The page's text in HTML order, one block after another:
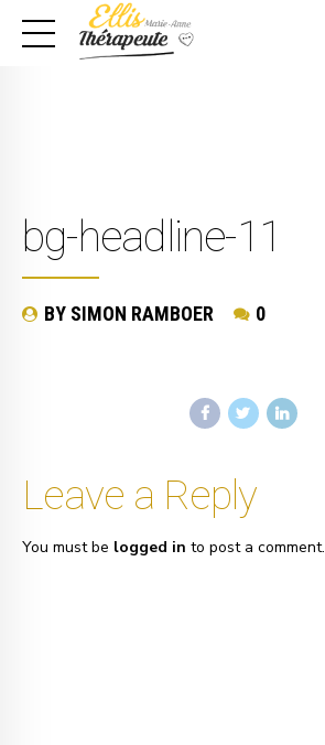
bg-headline-11
BY SIMON RAMBOER 0
Leave a Reply
You must be logged in to post a comment.